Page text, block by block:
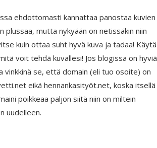
ehdottomasti kannattaa panostaa kuvien
plussaa, mutta nykyään on netissäkin niin
kuin ottaa suht hyvä kuva ja tadaa! Käytä
voit tehdä kuvallesi! Jos blogissa on hyviä
vinkkinä se, että domain (eli tuo osoite) on
eikä hennankasityöt.net, koska itsellä
poikkeaa paljon siitä niin on miltein
uudelleen.